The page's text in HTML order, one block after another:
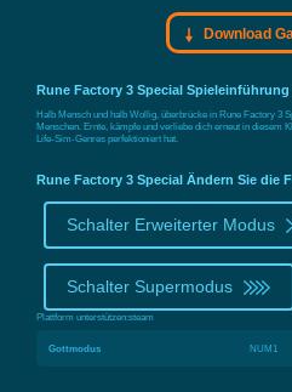
Download
Rune Factory 3 Special Spieleinführung
Halb Mensch und halb Wollig, überbrücke in Rune Factory 3
Menschen. Ernte, kämpfe und verliebe dich erneut in diesem
Life-Sim-Genres perfektioniert hat.
Rune Factory 3 Special Ändern Sie die
Schalter Erweiterter Modus
Schalter Supermodus
Plattform unterstützen:steam
Gottmodus NUM1